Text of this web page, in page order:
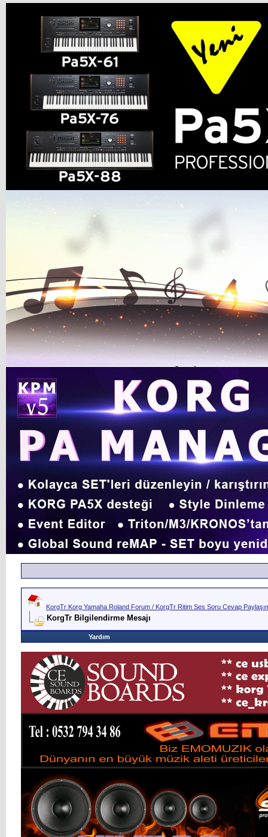
KorgTr Korg Yamaha Roland Forum / KorgTr Ritim Ses Soru Cevap
KorgTr Bilgilendirme Mesajı
Yardım